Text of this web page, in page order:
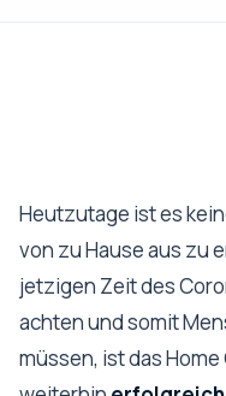
Heutzutage ist es
von zu Hause aus zu
jetzigen Zeit des
achten und somit
müssen, ist das